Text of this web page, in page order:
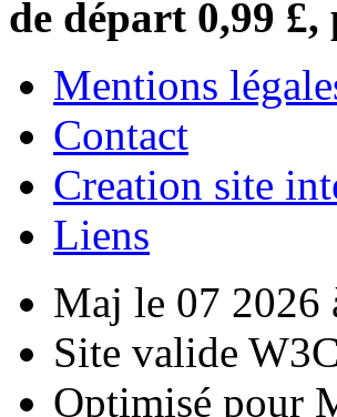
de départ 0,99
Mentions
Contact
Creation site
Liens
Maj le 07 2026
Site valide W3C
Optimisé pour